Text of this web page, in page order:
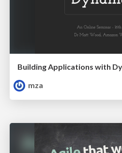
Building Applications with
mza